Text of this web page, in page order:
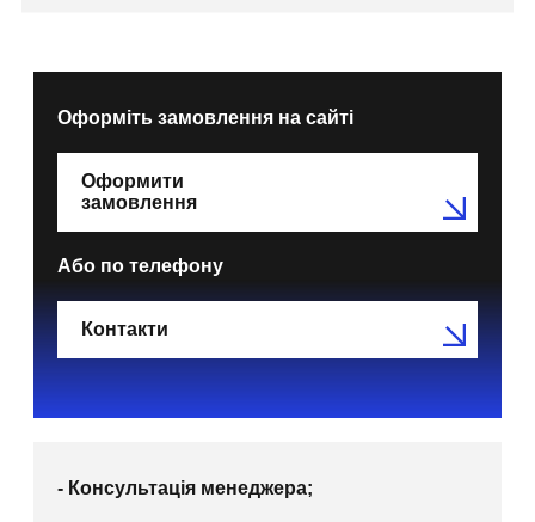
Оформіть замовлення на сайті
Оформити
замовлення
Або по телефону
Контакти
- Консультація менеджера;